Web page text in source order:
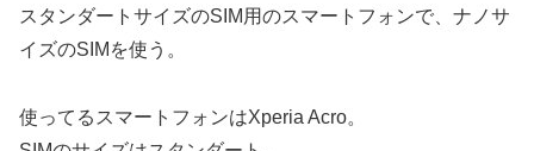
スタンダートサイズのSIM用のスマートフォンで、ナノサ
イズのSIMを使う。
使ってるスマートフォンはXperia Acro。